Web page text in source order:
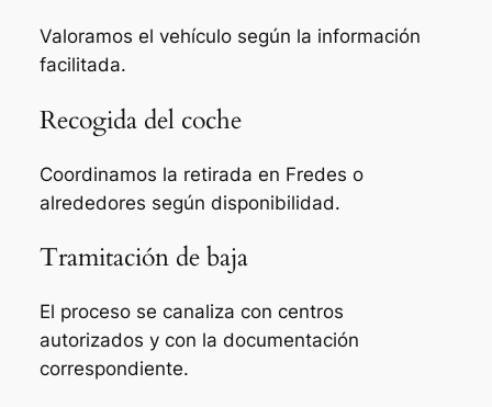
Valoramos el vehículo según la información
facilitada.
Recogida del coche
Coordinamos la retirada en Fredes o
alrededores según disponibilidad.
Tramitación de baja
El proceso se canaliza con centros
autorizados y con la documentación
correspondiente.